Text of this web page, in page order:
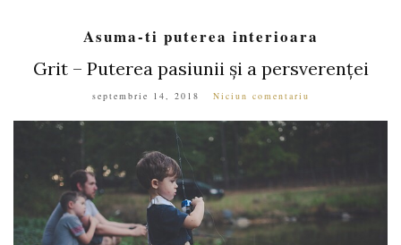
Asuma-ti puterea interioara
Grit – Puterea pasiunii și a persverenței
septembrie 14, 2018 Niciun comentariu